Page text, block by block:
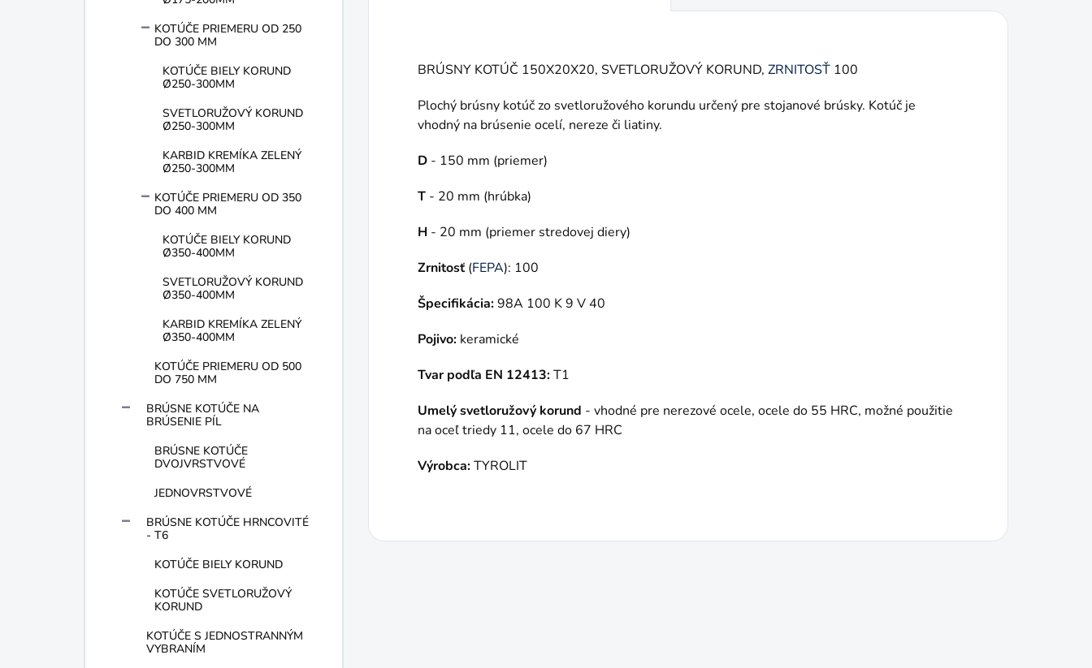
KOTÚČE PRIEMERU OD 250
DO 300 MM
KOTÚČE BIELY KORUND
Ø250-300MM
SVETLORUŽOVÝ KORUND
Ø250-300MM
KARBID KREMÍKA ZELENÝ
Ø250-300MM
KOTÚČE PRIEMERU OD 350
DO 400 MM
KOTÚČE BIELY KORUND
Ø350-400MM
SVETLORUŽOVÝ KORUND
Ø350-400MM
KARBID KREMÍKA ZELENÝ
Ø350-400MM
KOTÚČE PRIEMERU OD 500
DO 750 MM
BRÚSNE KOTÚČE NA
BRÚSENIE PÍL
BRÚSNE KOTÚČE
DVOJVRSTVOVÉ
JEDNOVRSTVOVÉ
BRÚSNE KOTÚČE HRNCOVITÉ
- T6
KOTÚČE BIELY KORUND
KOTÚČE SVETLORUŽOVÝ
KORUND
KOTÚČE S JEDNOSTRANNÝM
VYBRANÍM
BRÚSNY KOTÚČ 150X20X20, SVETLORUŽOVÝ KORUND, ZRNITOSŤ 100
Plochý brúsny kotúč zo svetloružového korundu určený pre stojanové brúsky. Kotúč je
vhodný na brúsenie ocelí, nereze či liatiny.
D - 150 mm (priemer)
T - 20 mm (hrúbka)
H - 20 mm (priemer stredovej diery)
Zrnitosť(FEPA): 100
Špecifikácia:98A 100 K 9 V 40
Pojivo: keramické
Tvar podľa EN 12413:T1
Umelý svetloružový korund - vhodné pre nerezové ocele, ocele do 55 HRC, možné použitie
na oceľ triedy 11, ocele do 67 HRC
Výrobca:TYROLIT